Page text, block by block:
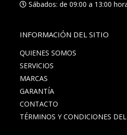
Sábados: de 09:00 a 13:00
INFORMACIÓN DEL SITIO
QUIENES SOMOS
SERVICIOS
MARCAS
GARANTÍA
CONTACTO
TÉRMINOS Y CONDICIONES